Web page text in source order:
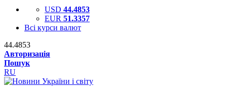
USD 44.4853
EUR 51.3357
Всі курси валют
44.4853
Авторизація
Пошук
RU